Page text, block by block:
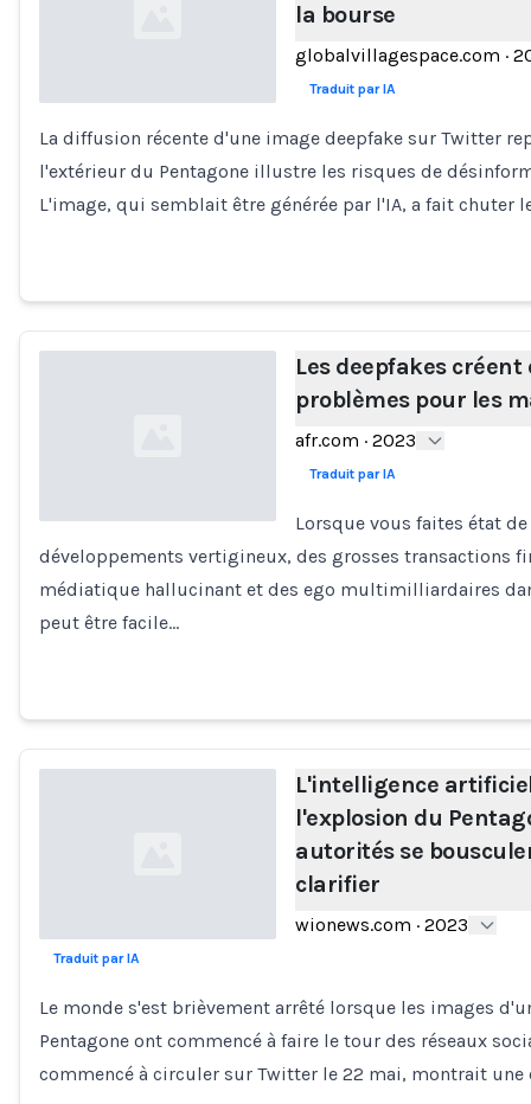
la bourse
globalvillagespace.com ·
Traduit par IA
La diffusion récente d'une image deepfake sur Twitter
l'extérieur du Pentagone illustre les risques de
L'image, qui semblait être générée par l'IA, a fait chuter
Loading...
Les deepfakes créent
problèmes pour les
afr.com · 2023
Traduit par IA
Lorsque vous faites état
développements vertigineux, des grosses transactions
médiatique hallucinant et des ego multimilliardaires
peut être facile…
L'intelligence
l'explosion du
autorités se
clarifier
wionews.com · 2023
Traduit par IA
Le monde s'est brièvement arrêté lorsque les images
Pentagone ont commencé à faire le tour des réseaux
commencé à circuler sur Twitter le 22 mai, montrait